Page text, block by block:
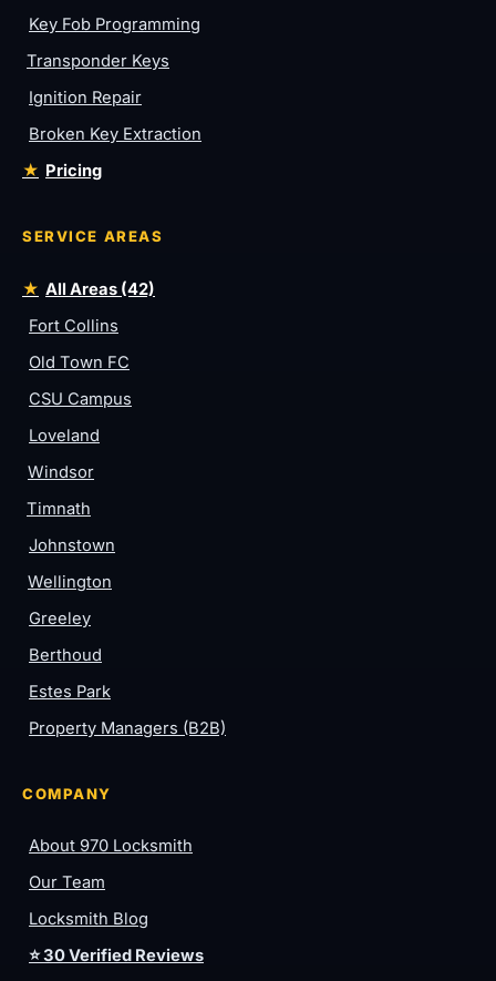
Key Fob Programming
Transponder Keys
Ignition Repair
Broken Key Extraction
Pricing
SERVICE AREAS
All Areas (42)
Fort Collins
Old Town FC
CSU Campus
Loveland
Windsor
Timnath
Johnstown
Wellington
Greeley
Berthoud
Estes Park
Property Managers (B2B)
COMPANY
About 970 Locksmith
Our Team
Locksmith Blog
⭐ 30 Verified Reviews